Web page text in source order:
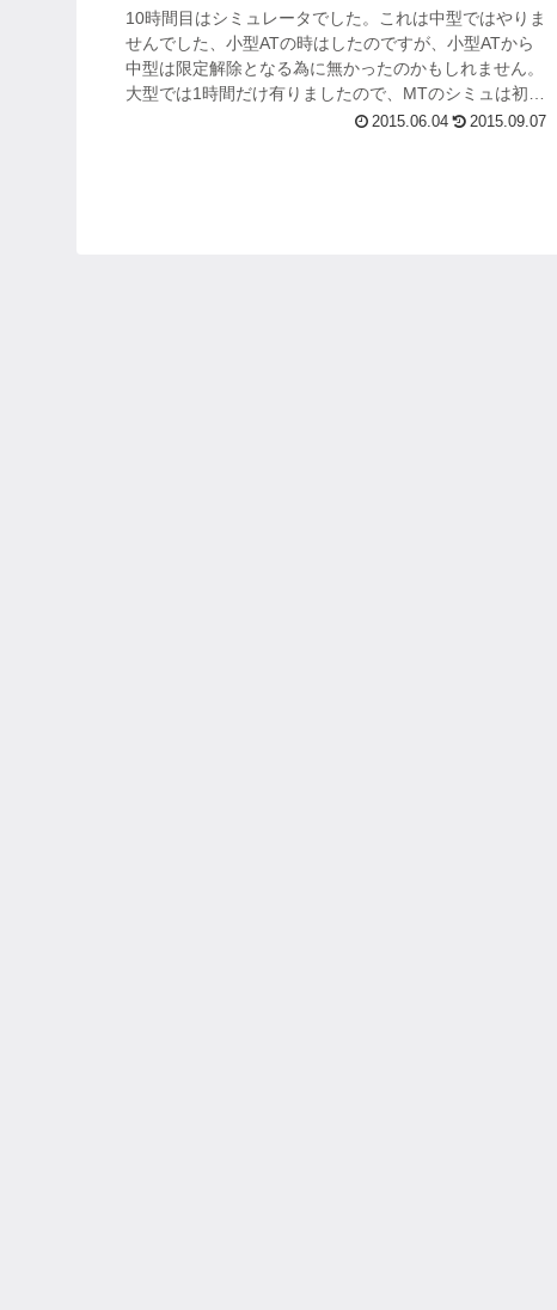
10時間目はシミュレータでした。これは中型ではやりま
せんでした、小型ATの時はしたのですが、小型ATから
中型は限定解除となる為に無かったのかもしれません。
大型では1時間だけ有りましたので、MTのシミュは初め
てです。 実車と全く同じで足でミッ...
2015.06.04 2015.09.07